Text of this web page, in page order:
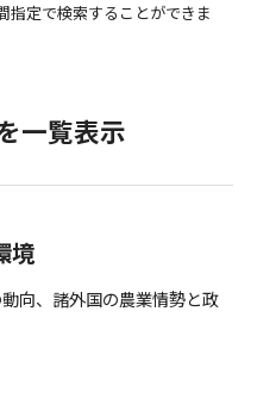
指定で検索することができま
一覧表示
境
向、諸外国の農業情勢と政